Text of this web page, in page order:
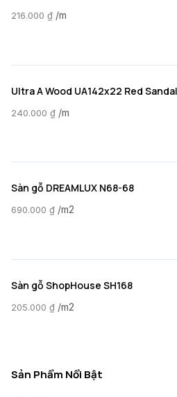
216.000 ₫ /m
Ultra A Wood UA142x22 Red
240.000 ₫ /m
Sàn gỗ DREAMLUX N68-68
690.000 ₫ /m2
Sàn gỗ ShopHouse SH168
205.000 ₫ /m2
Sản Phẩm Nổi Bật